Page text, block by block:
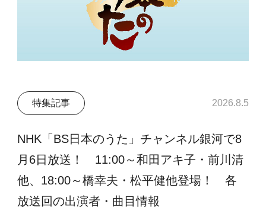
特集記事 2026.8.5
NHK「BS日本のうた」チャンネル銀河で8
月6日放送！ 11:00～和田アキ子・前川清
他、18:00～橋幸夫・松平健他登場！ 各
放送回の出演者・曲目情報